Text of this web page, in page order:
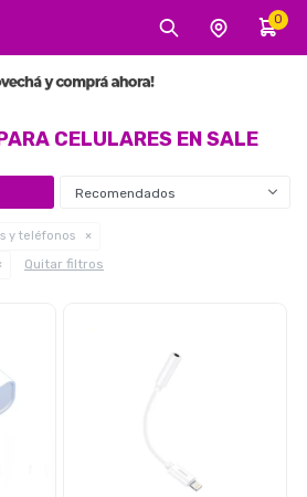
0
CELULARES EN SALE
Recomendados
y teléfonos
Quitar filtros
MI CUENTA
y Video